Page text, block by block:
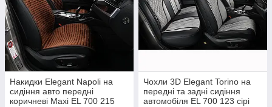
Накидки Elegant Napoli на
сидіння авто передні
коричневі Maxi EL 700 215
Чохли 3D Elegant Torino на
передні та задні сидіння
автомобіля EL 700 123 сірі